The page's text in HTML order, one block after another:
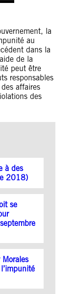
la
au
dans la
de la
peut être
responsables
affaires
des
à des
2018)
se